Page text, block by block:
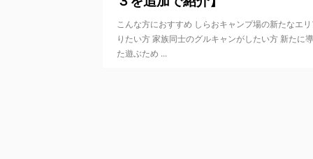
こんな方におすすめ しらおキャンプ場の新たなエ
りたい方 家族同士のグルキャンがしたい方 新たに
た遊ぶため ...